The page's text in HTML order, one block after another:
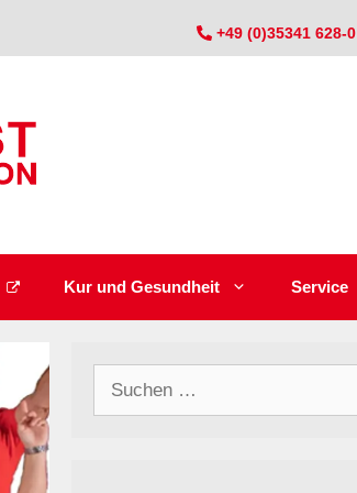
+49 (0)35341 628-0
Kur und Gesundheit Service